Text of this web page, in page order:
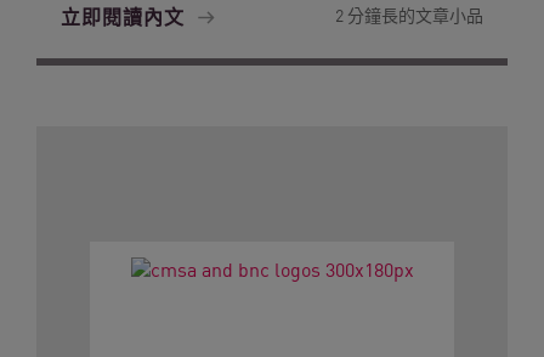
立即閱讀內文 2 分鐘長的文章小品